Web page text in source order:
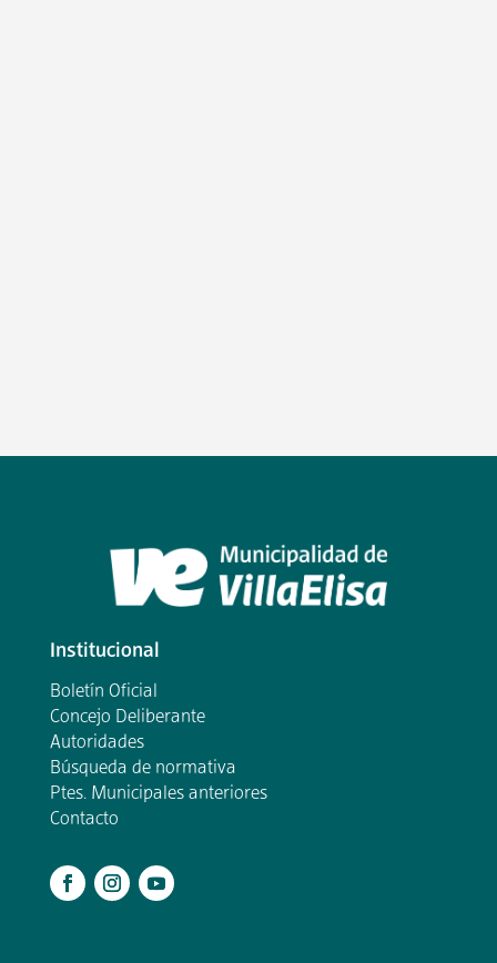
Institucional
Boletín Oficial
Concejo Deliberante
Autoridades
Búsqueda de normativa
Ptes. Municipales anteriores
Contacto